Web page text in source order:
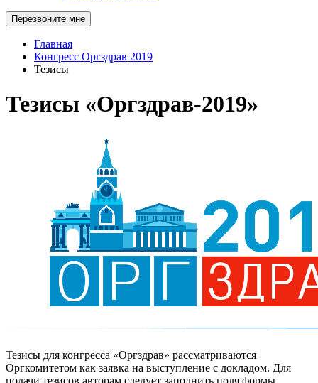
Перезвоните мне
Главная
Конгресс Оргздрав 2019
Тезисы
Тезисы «Оргздрав-2019»
Тезисы для конгресса «Оргздрав» рассматриваются
Оргкомитетом как заявка на выступление с докладом. Для
подачи тезисов авторам следует заполнить поля формы